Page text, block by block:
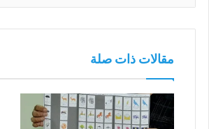
مقالات ذات صلة